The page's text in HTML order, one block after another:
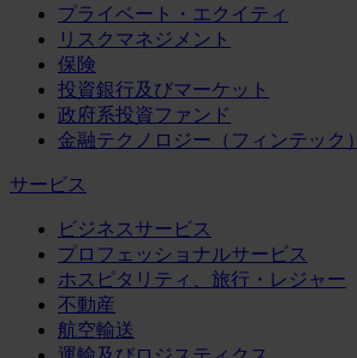
プライベート・エクイティ
リスクマネジメント
保険
投資銀行及びマーケット
政府系投資ファンド
金融テクノロジー（フィンテック）
サービス
ビジネスサービス
プロフェッショナルサービス
ホスピタリティ、旅行・レジャー
不動産
航空輸送